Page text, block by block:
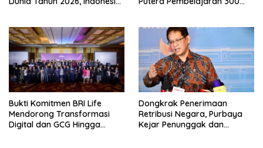
Bukti Komitmen BRI Life
Mendorong Transformasi
Digital dan GCG Hingga
Dongkrak Penerimaan
Retribusi Negara, Purbaya
Kejar Penunggak dan